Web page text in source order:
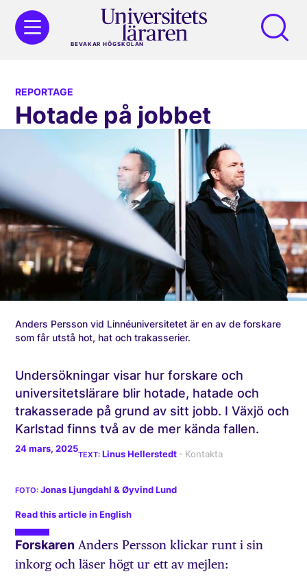
BEVAKAR HÖGSKOLAN
REPORTAGE
Hotade på jobbet
Anders Persson vid Linnéuniversitetet är en av de forskare
som får utstå hot, hat och trakasserier.
Undersökningar visar hur forskare och
universitetslärare blir hotade, hatade och
trakasserade på grund av sitt jobb. I Växjö och
Karlstad finns två av de mer kända fallen.
24 mars, 2025
Linus Hellerstedt
Jonas Ljungdahl & Øyvind Lund
Read this article in English
Forskaren Anders Persson klickar runt i sin
inkorg och läser högt ur ett av mejlen: